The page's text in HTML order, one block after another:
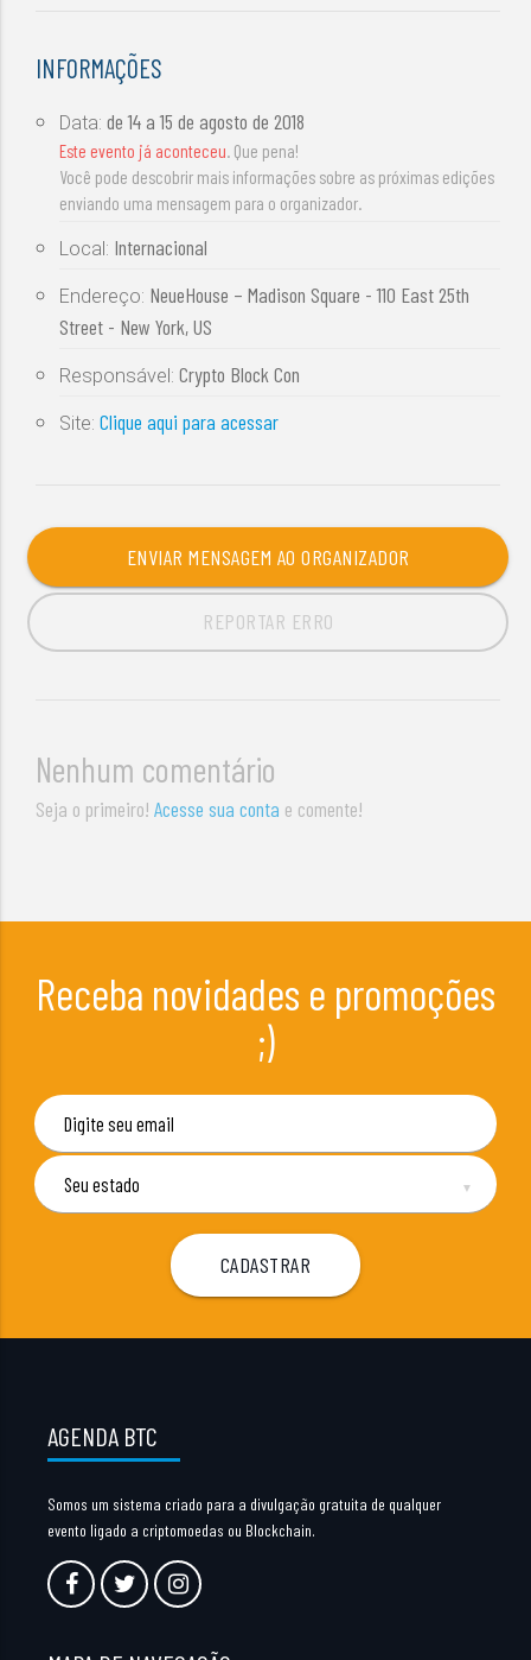
INFORMAÇÕES
Data:de14 a 15 de agosto de 2018
Este evento já aconteceu. Que pena!
Você pode descobrir mais informações sobre as próximas edições
enviando uma mensagem para o organizador.
Local: Internacional
Endereço: NeueHouse – Madison Square - 110 East 25th
Street - New York, US
Responsável:Crypto Block Con
Site:Clique aqui para acessar
ENVIAR MENSAGEM AO ORGANIZADOR
REPORTAR ERRO
Nenhum comentário
Seja o primeiro!Acesse sua conta e comente!
Receba novidades e promoções
;)
▼
AGENDA BTC
Somos um sistema criado para a divulgação gratuita de qualquer
evento ligado a criptomoedas ou Blockchain.